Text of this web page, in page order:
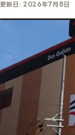
更新日: 2026年7月8日